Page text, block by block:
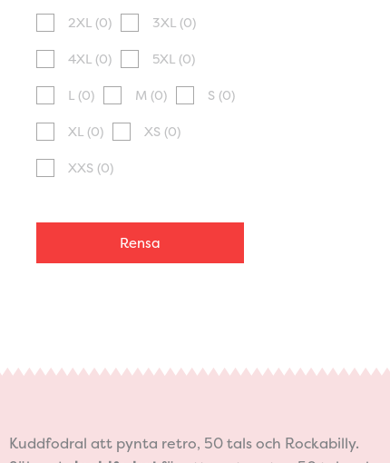
2XL (0) 3XL (0)
4XL (0) 5XL (0)
L (0) M (0) S (0)
XL (0) XS (0)
XXS (0)
Rensa
Kuddfodral att pynta retro, 50 tals och Rockabilly.